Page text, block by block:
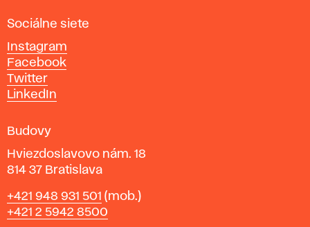
ý
c
h
u
m
e
í
v
r
a
Sociálne siete
Instagram
Facebook
Twitter
LinkedIn
Budovy
Hviezdoslavovo nám. 18
814 37 Bratislava
Telefón
+421 948 931 501 (mob.)
+421 2 5942 8500